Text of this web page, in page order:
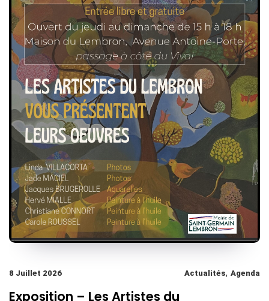
8 Juillet 2026 Actualités, Agenda
Exposition – Les Artistes du